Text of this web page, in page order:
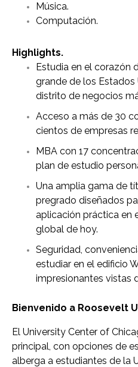
Música.
Computación.
Highlights.
Estudia en el corazón
grande de los
distrito de negocios
Acceso a más de 30
cientos de empresas
MBA con 17
plan de estudio
Una amplia gama de
pregrado diseñados
aplicación práctica en
global de hoy.
Seguridad,
estudiar en el edificio
impresionantes vistas
Bienvenido a Roosevelt
El University Center of
principal, con opciones de
alberga a estudiantes de la